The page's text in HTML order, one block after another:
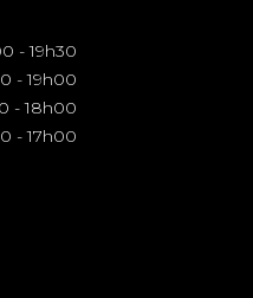
- 19h30
- 19h00
- 18h00
- 17h00